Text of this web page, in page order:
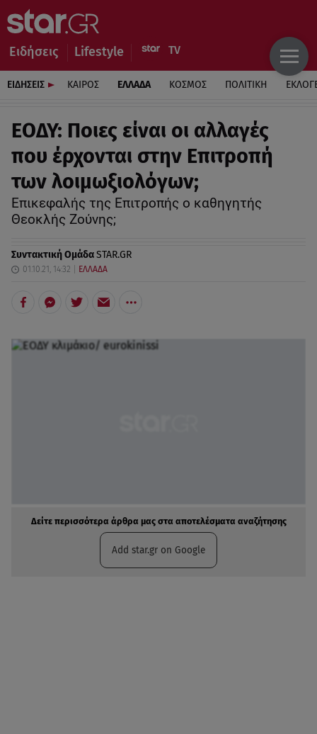
Ειδήσεις Lifestyle
ΕΙΔΗΣΕΙΣ ΚΑΙΡΟΣ ΕΛΛΑΔΑ ΚΟΣΜΟΣ ΠΟΛΙΤΙΚΗ
ΕΟΔΥ: Ποιες είναι οι αλλαγές
που έρχονται στην Επιτροπή
των λοιμωξιολόγων;
Επικεφαλής της Επιτροπής ο καθηγητής
Θεοκλής Ζούνης;
Συντακτική ΟμάδαSTAR.GR
01.10.21, 14:32 ΕΛΛΑΔΑ
Δείτε περισσότερα άρθρα μας στα αποτελέσματα αναζήτησης
Add star.gr on Google